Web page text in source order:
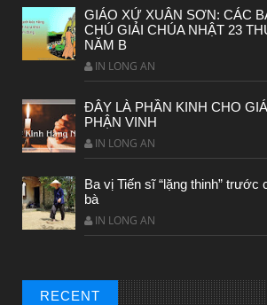
BÀI NỔI BẬT
GIÁO XỨ XUÂN SƠN: CÁC
CHÚ GIẢI CHÚA NHẬT 23
NĂM B
IN LONG AN
ĐÂY LÀ PHẦN KINH CHO
PHẬN VINH
IN LONG AN
Ba vị Tiến sĩ “lặng thinh” trước
bà
IN LONG AN
RECENT